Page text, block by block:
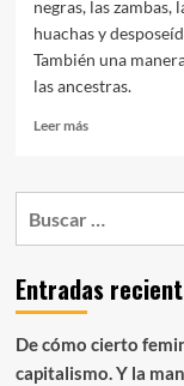
negras, las zambas,
huachas y
También una
las ancestras.
Leer másLeer
Iemanjá
Yemoya,
La
de
la
Entradas
De cómo cierto
capitalismo. Y la